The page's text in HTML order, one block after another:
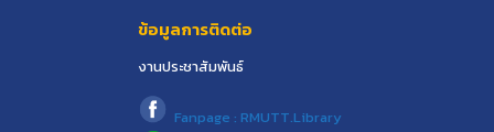
ข้อมูลการติดต่อ
งานประชาสัมพันธ์
Fanpage : RMUTT.Library